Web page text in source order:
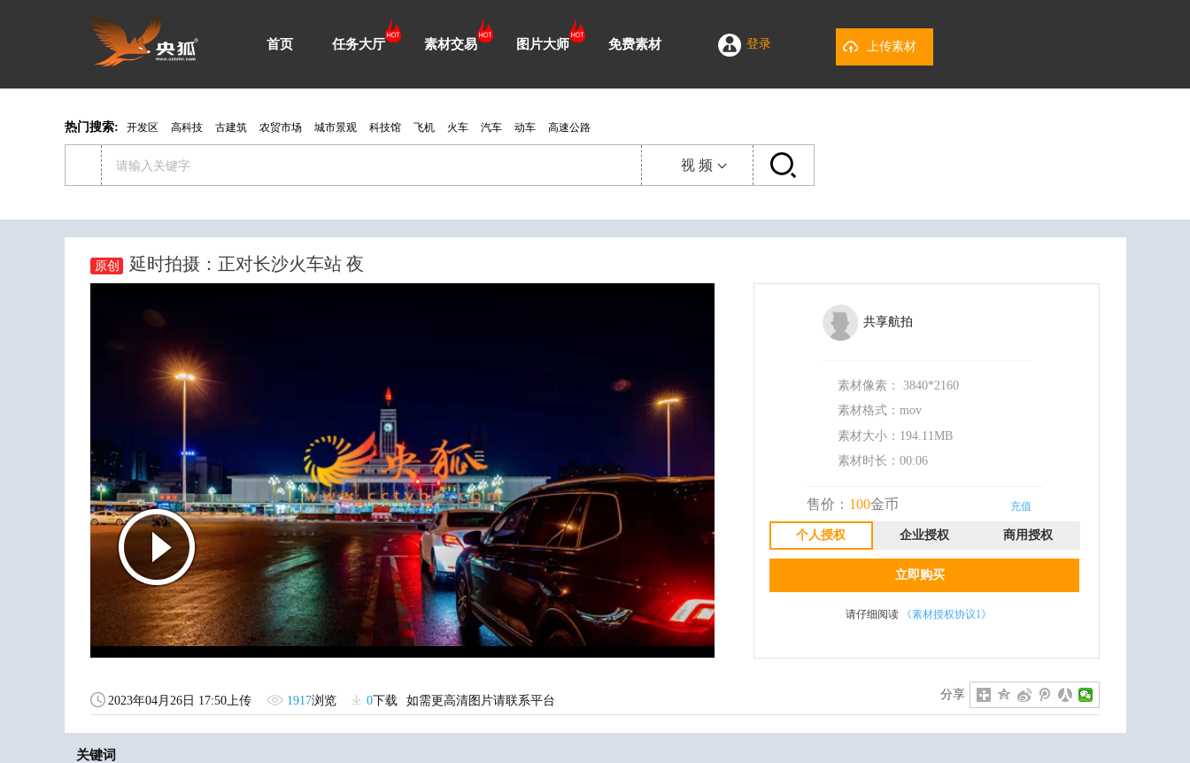
首页 任务大厅 素材交易 图片大师 免费素材 上传素材
登录
热门搜索: 开发区 高科技 古建筑 农贸市场 城市景观 科技馆 飞机 火车 汽车 动车 高速公路
视 频
延 时
原创 延时拍摄：正对长沙火车站 夜
共享航拍
素材像素： 3840*2160
素材格式： mov
素材大小： 194.11MB
素材时长：00:06
售价： 100金币 充值
个人授权 企业授权 商用授权
立即购买
请仔细阅读 《素材授权协议1》
2023年04月26日 17:50上传 1917浏览 0下载 如需更高清图片请联系平台 分享
关键词